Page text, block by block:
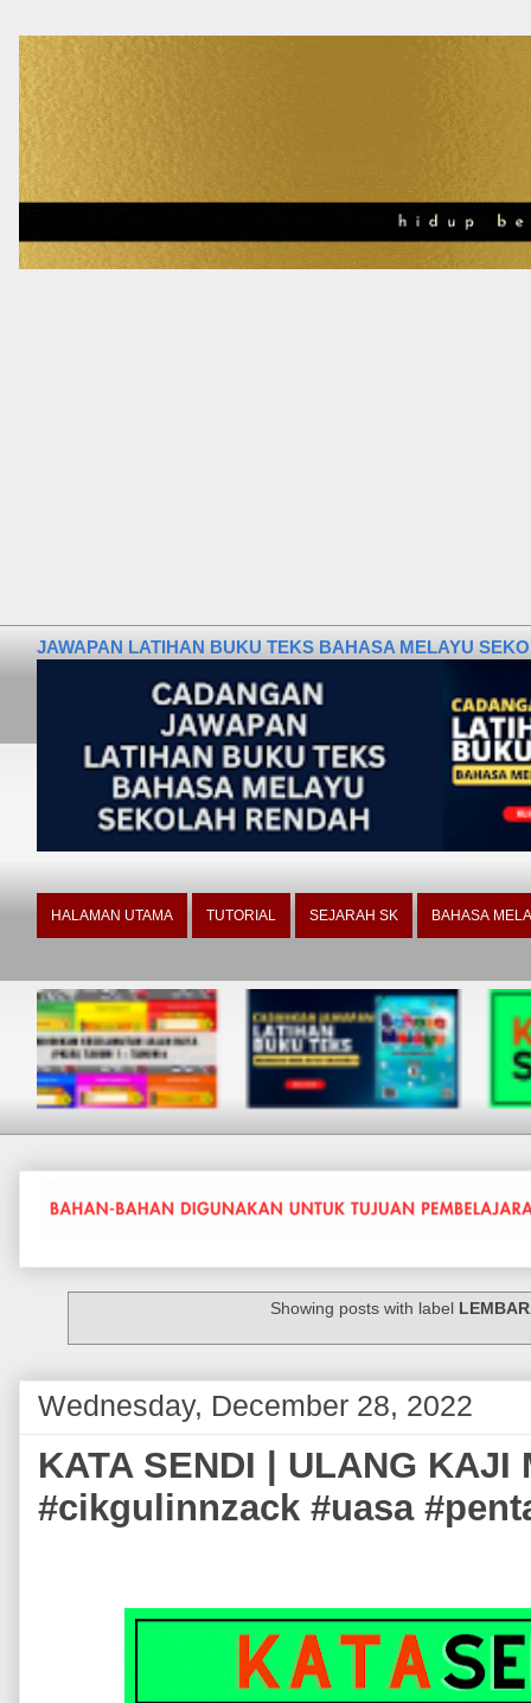
JAWAPAN LATIHAN BUKU TEKS BAHASA MELAYU
HALAMAN UTAMA TUTORIAL SEJARAH SK BAHASA
Showing posts with label
Wednesday, December 28, 2022
KATA SENDI | ULANG KAJI
#cikgulinnzack #uasa